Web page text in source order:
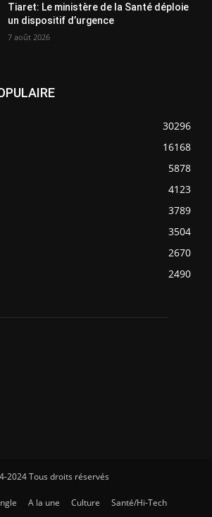
Tiaret: Le ministère de la Santé déploie
un dispositif d’urgence
7 août 2026
30296
16168
5878
4123
3789
3504
2670
2490
2024 Tous droits réservés
A la une Culture
Santé/Hi-Tech